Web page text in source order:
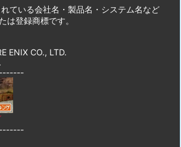
ている会社名・製品名・システム名など
は登録商標です。
ENIX CO., LTD.